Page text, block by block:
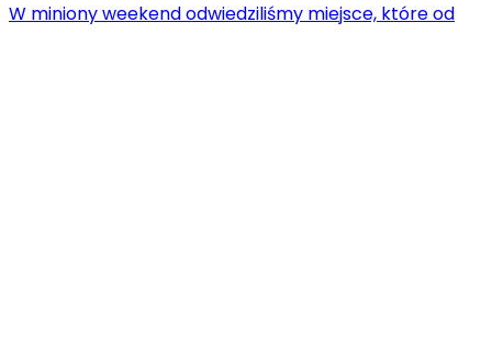
W miniony weekend odwiedziliśmy miejsce, które od